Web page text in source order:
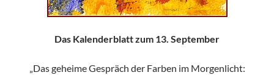
Das Kalenderblatt zum 13. September
„Das geheime Gespräch der Farben im Morgenlicht: